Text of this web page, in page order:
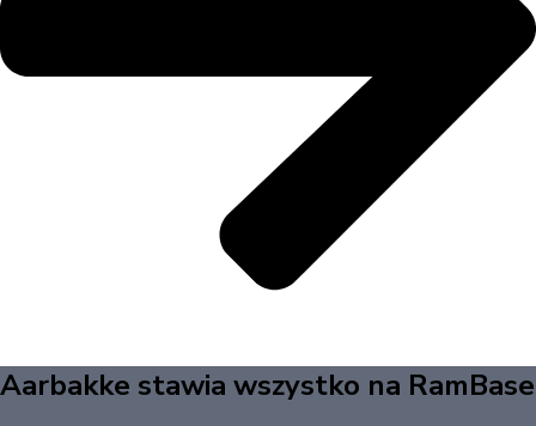
Aarbakke stawia wszystko na RamBase